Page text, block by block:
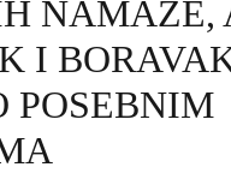
NAMAZE,
I
POSEBNIM